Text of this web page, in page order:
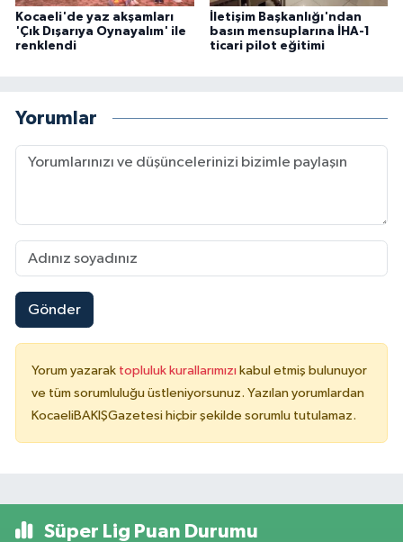
Kocaeli'de yaz akşamları
'Çık Dışarıya Oynayalım' ile
renklendi
İletişim Başkanlığı'ndan
basın mensuplarına İHA-1
ticari pilot eğitimi
Yorumlar
Gönder
Yorum yazarak topluluk kurallarımızı kabul etmiş bulunuyor
ve tüm sorumluluğu üstleniyorsunuz. Yazılan yorumlardan
KocaeliBAKIŞGazetesi hiçbir şekilde sorumlu tutulamaz.
Süper Lig Puan Durumu